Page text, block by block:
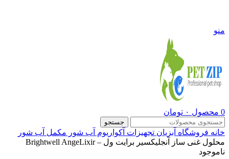
منو
0 محصول ۰ تومان
جستجو
خانه فروشگاه آبزیان تجهیزات آکواریوم آب شور مکمل آب شور
محلول غنی ساز آنجلیکسیر برایت ول – Brightwell AngeLixir
ناموجود